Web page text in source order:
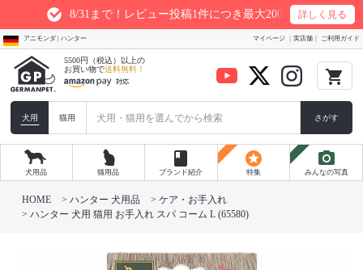
8/31まで！レビュー投稿1件につき最大200ptプレゼント
詳しく見る
アニモンダ | ハンター マイページ 実店舗 ご利用ガイド
5500円（税込）以上の
お買い物で送料無料！ local_grocery_store
犬用 猫用 さがす
犬用品 猫用品
book
ブランド紹介
stars
特集
photo_camera
みんなの写真
HOME ハンター 犬用品
ケア・お手入れ
ハンター 犬用 猫用 お手入れ スパ コーム L (65580)